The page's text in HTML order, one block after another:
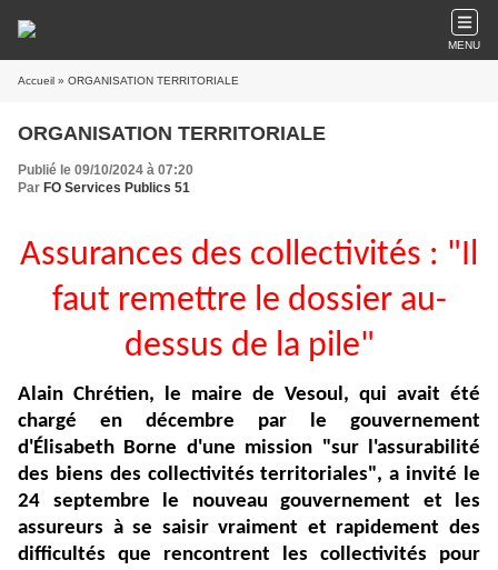
MENU
Accueil » ORGANISATION TERRITORIALE
ORGANISATION TERRITORIALE
Publié le 09/10/2024 à 07:20
Par FO Services Publics 51
Assurances des collectivités : "Il
faut remettre le dossier au-
dessus de la pile"
Alain Chrétien, le maire de Vesoul, qui avait été
chargé en décembre par le gouvernement
d'Élisabeth Borne d'une mission "sur l'assurabilité
des biens des collectivités territoriales", a invité le
24 septembre le nouveau gouvernement et les
assureurs à se saisir vraiment et rapidement des
difficultés que rencontrent les collectivités pour